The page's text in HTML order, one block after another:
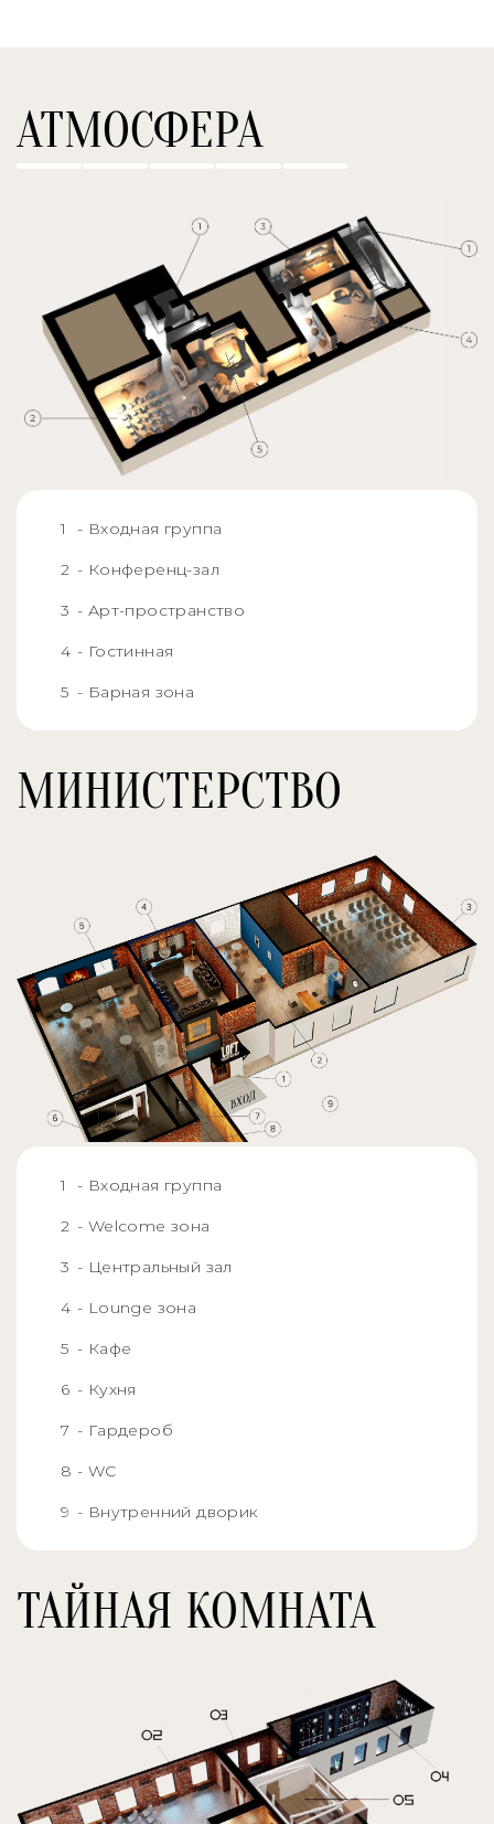
АТМОСФЕРА
- Входная группа
- Конференц-зал
- Арт-пространство
- Гостинная
- Барная зона
МИНИСТЕРСТВО
- Входная группа
- Welcome зона
- Центральный зал
- Lounge зона
- Кафе
- Кухня
- Гардероб
- WC
- Внутренний дворик
ТАЙНАЯ КОМНАТА